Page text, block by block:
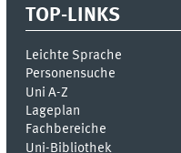
TOP-LINKS
Leichte Sprache
Personensuche
Uni A-Z
Lageplan
Fachbereiche
Uni-Bi­bli­o­thek